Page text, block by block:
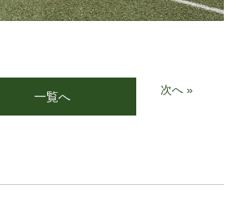
一覧へ 次へ »